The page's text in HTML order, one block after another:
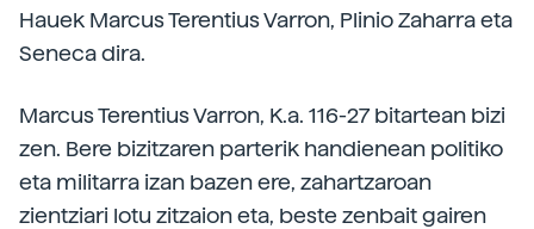
Hauek Marcus Terentius Varron, Plinio Zaharra eta
Seneca dira.
Marcus Terentius Varron, K.a. 116-27 bitartean bizi
zen. Bere bizitzaren parterik handienean politiko
eta militarra izan bazen ere, zahartzaroan
zientziari lotu zitzaion eta, beste zenbait gairen